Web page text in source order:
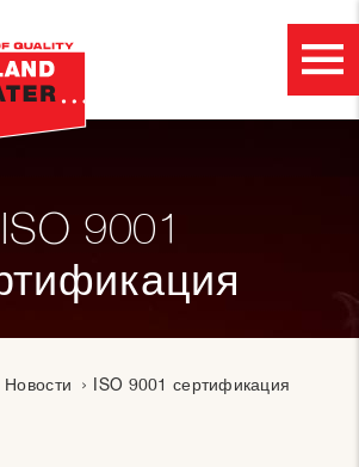
ISO 9001
Новости ISO 9001 сертификация